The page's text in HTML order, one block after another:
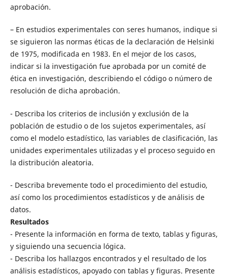
aprobación.
– En estudios experimentales con seres humanos, indique si
se siguieron las normas éticas de la declaración de Helsinki
de 1975, modificada en 1983. En el mejor de los casos,
indicar si la investigación fue aprobada por un comité de
ética en investigación, describiendo el código o número de
resolución de dicha aprobación.
- Describa los criterios de inclusión y exclusión de la
población de estudio o de los sujetos experimentales, así
como el modelo estadístico, las variables de clasificación, las
unidades experimentales utilizadas y el proceso seguido en
la distribución aleatoria.
- Describa brevemente todo el procedimiento del estudio,
así como los procedimientos estadísticos y de análisis de
datos.
Resultados
- Presente la información en forma de texto, tablas y figuras,
y siguiendo una secuencia lógica.
- Describa los hallazgos encontrados y el resultado de los
análisis estadísticos, apoyado con tablas y figuras. Presente